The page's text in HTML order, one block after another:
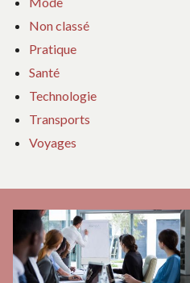
Non classé
Pratique
Santé
Technologie
Transports
Voyages